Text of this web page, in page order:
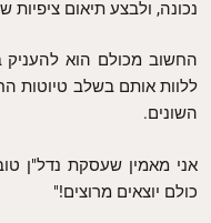
נכונה, ולבצע תיאום ציפיות של 100% עם המוכרים
החשוב מכולם הוא להעניק
ללוות אותם בשלב טיוטות
השונים.
אני מאמין שעסקת נדל"ן
כולם יוצאים מרוצים!"